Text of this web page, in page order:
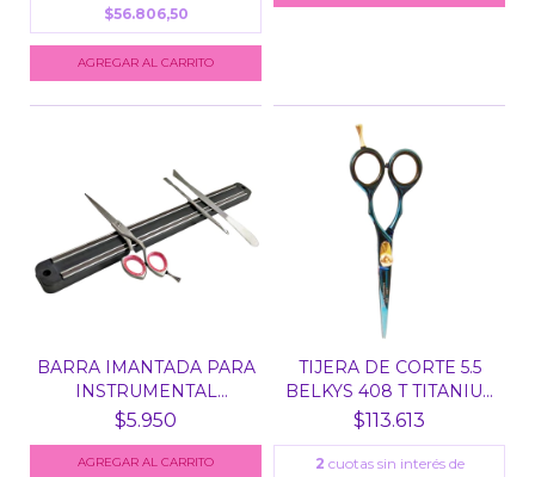
$56.806,50
BARRA IMANTADA PARA
INSTRUMENTAL
HERRAMI...
$5.950
TIJERA DE CORTE 5.5
BELKYS 408 T TITANIU...
$113.613
2 cuotas sin interés de